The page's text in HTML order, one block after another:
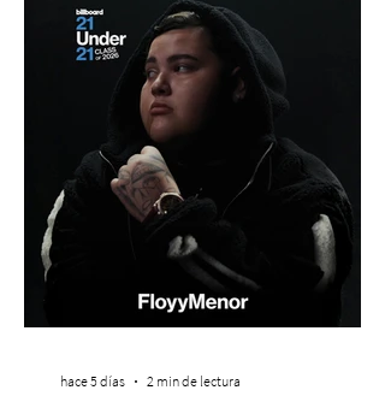
Araucanía para ofrecer un show cargado
de energía, guitarras y canciones que han
marcado su breve pero exitosa trayectoria.
hace 5 días 2 min de lectura